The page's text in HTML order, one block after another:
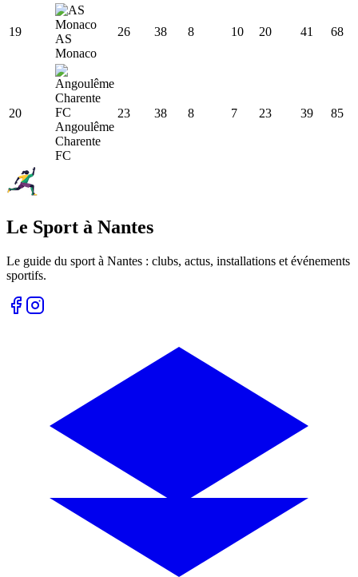
19
AS
Monaco
26 38 8 10 20 41 68
20
Angoulême
Charente
FC
23 38 8 7 23 39 85
Le Sport à Nantes
Le guide du sport à Nantes : clubs, actus, installations et événements
sportifs.